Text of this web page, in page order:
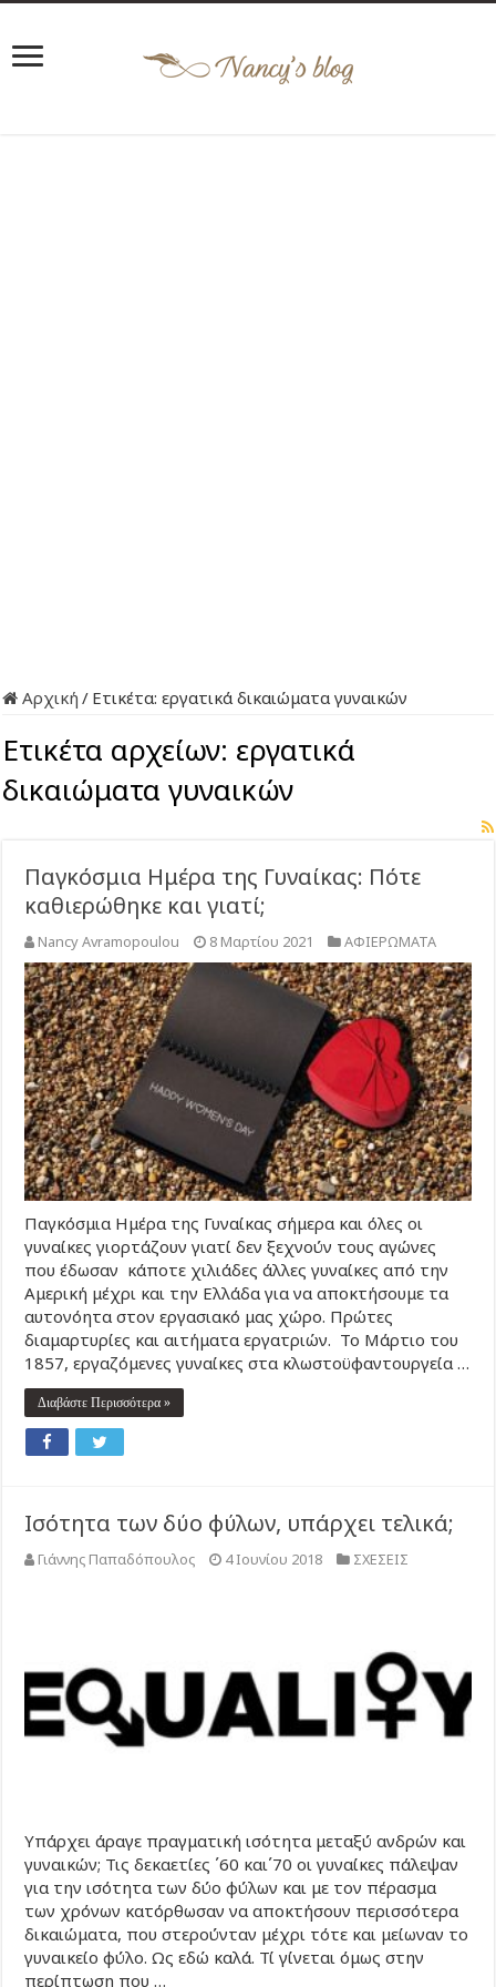
Αρχική / Ετικέτα:εργατικά δικαιώματα γυναικών
Ετικέτα αρχείων: εργατικά
δικαιώματα γυναικών
Παγκόσμια Ημέρα της Γυναίκας: Πότε
καθιερώθηκε και γιατί;
Nancy Avramopoulou 8 Μαρτίου 2021 ΑΦΙΕΡΩΜΑΤΑ
Παγκόσμια Ημέρα της Γυναίκας σήμερα και όλες οι
γυναίκες γιορτάζουν γιατί δεν ξεχνούν τους αγώνες
που έδωσαν κάποτε χιλιάδες άλλες γυναίκες από την
Αμερική μέχρι και την Ελλάδα για να αποκτήσουμε τα
αυτονόητα στον εργασιακό μας χώρο. Πρώτες
διαμαρτυρίες και αιτήματα εργατριών. Το Μάρτιο του
1857, εργαζόμενες γυναίκες στα κλωστοϋφαντουργεία …
Διαβάστε Περισσότερα »
Ισότητα των δύο φύλων, υπάρχει τελικά;
Γιάννης Παπαδόπουλος 4 Ιουνίου 2018 ΣΧΕΣΕΙΣ
Υπάρχει άραγε πραγματική ισότητα μεταξύ ανδρών και
γυναικών; Τις δεκαετίες ΄60 και΄70 οι γυναίκες πάλεψαν
για την ισότητα των δύο φύλων και με τον πέρασμα
των χρόνων κατόρθωσαν να αποκτήσουν περισσότερα
δικαιώματα, που στερούνταν μέχρι τότε και μείωναν το
γυναικείο φύλο. Ως εδώ καλά. Τί γίνεται όμως στην
περίπτωση που …